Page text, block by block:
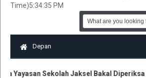
Time)5:34:35 PM
Depan
Yayasan Sekolah Jaksel Bakal Diperiksa